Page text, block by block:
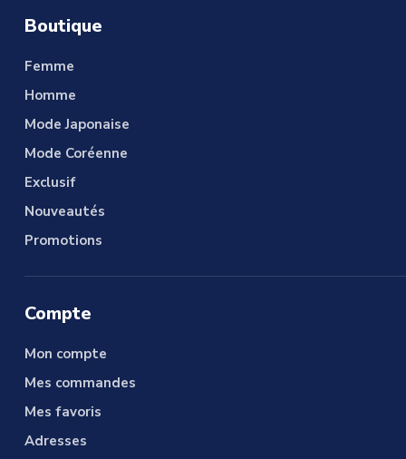
Boutique
Femme
Homme
Mode Japonaise
Mode Coréenne
Exclusif
Nouveautés
Promotions
Compte
Mon compte
Mes commandes
Mes favoris
Adresses